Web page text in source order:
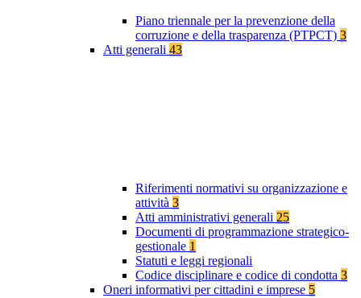
Piano triennale per la prevenzione della
corruzione e della trasparenza (PTPCT) 3
Atti generali 43
Riferimenti normativi su organizzazione e
attività 3
Atti amministrativi generali 25
Documenti di programmazione strategico-
gestionale 1
Statuti e leggi regionali
Codice disciplinare e codice di condotta 3
Oneri informativi per cittadini e imprese 5